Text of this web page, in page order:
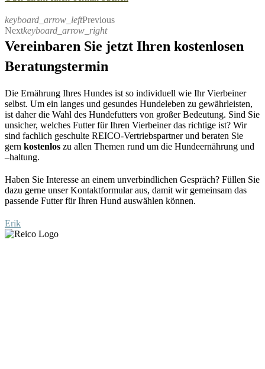
keyboard_arrow_leftPrevious
Nextkeyboard_arrow_right
Vereinbaren Sie jetzt Ihren kostenlosen
Beratungstermin
Die Ernährung Ihres Hundes ist so individuell wie Ihr Vierbeiner
selbst. Um ein langes und gesundes Hundeleben zu gewährleisten,
ist daherdie Wahl des Hundefutters von großer Bedeutung. Sind Sie
unsicher, welches Futter für Ihren Vierbeinerdas richtige ist? Wir
sind fachlich geschulte REICO-Vertriebspartnerund beraten Sie
gern kostenlos zu allen Themen rund um die Hundeernährung und
–haltung.
Haben Sie Interesse an einem unverbindlichen Gespräch? Füllen Sie
dazu gerne unser Kontaktformular aus, damit wir gemeinsam das
passende Futter für Ihren Hund auswählen können.
Erik